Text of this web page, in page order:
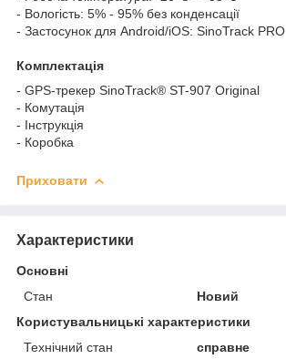
- Вологість: 5% - 95% без конденсації
- Застосунок для Android/iOS: SinoTrack PRO
Комплектація
- GPS-трекер SinoTrack® ST-907 Original
- Комутація
- Інструкція
- Коробка
Приховати
Характеристики
Основні
Стан
Новий
Користувальницькі характеристики
Технічний стан
справне